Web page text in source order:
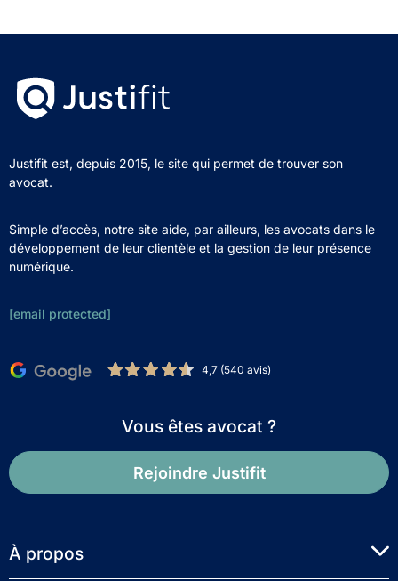
Justifit est, depuis 2015, le site qui permet de trouver son
avocat.
Simple d’accès, notre site aide, par ailleurs, les avocats dans le
développement de leur clientèle et la gestion de leur présence
numérique.
[email protected]
4,7 (540 avis)
Vous êtes avocat ?
Rejoindre Justifit
À propos